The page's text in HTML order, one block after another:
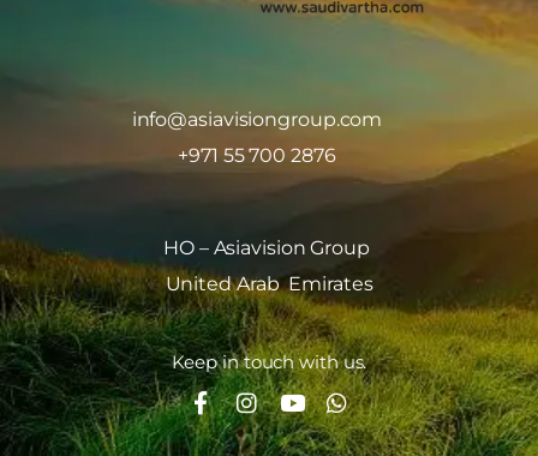
info@asiavisiongroup.com
+971 55 700 2876
HO – Asiavision Group
United Arab Emirates
Keep in touch with us.